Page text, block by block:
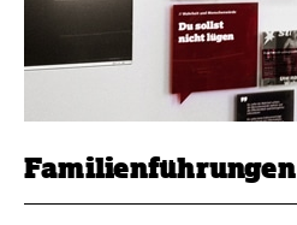
Familienführungen